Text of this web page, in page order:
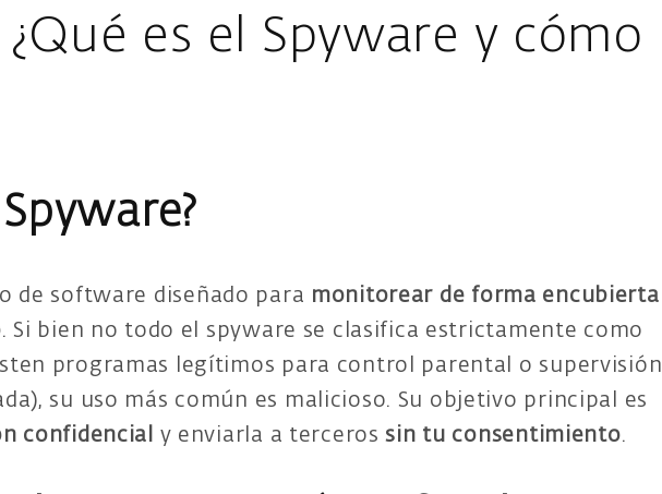
es el Spyware y cómo
de software diseñado para monitorear de forma encubierta
. Si bien no todo el spyware se clasifica estrictamente como
programas legítimos para control parental o supervisión
su uso más común es malicioso. Su objetivo principal es
confidencial
y enviarla a tercerossin tu consentimiento.